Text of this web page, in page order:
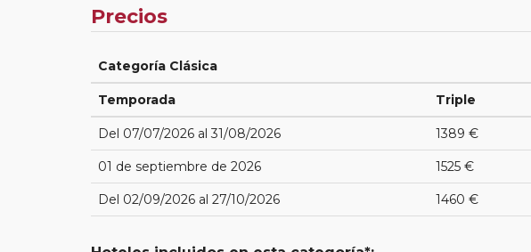
Precios
Categoría Clásica
Temporada Triple
Del 07/07/2026 al 31/08/2026 1389 €
01 de septiembre de 2026 1525 €
Del 02/09/2026 al 27/10/2026 1460 €